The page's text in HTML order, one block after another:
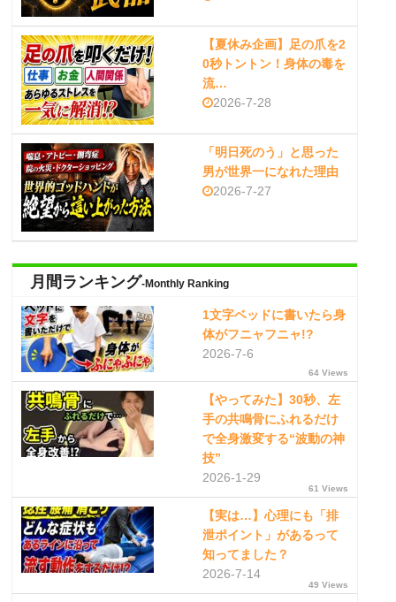
【夏休み企画】足の爪を2
0秒トントン！身体の毒を
流…
2026-7-28
「明日死のう」と思った
男が世界一になれた理由
2026-7-27
月間ランキング-Monthly Ranking
1文字ベッドに書いたら身
体がフニャフニャ!?
2026-7-6
64 Views
【やってみた】30秒、左
手の共鳴骨にふれるだけ
で全身激変する“波動の神
技”
2026-1-29
61 Views
【実は…】心理にも「排
泄ポイント」があるって
知ってました？
2026-7-14
49 Views